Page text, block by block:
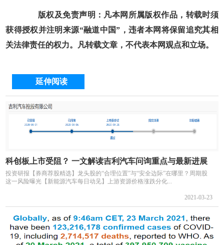
版权及免责声明：凡本网所属版权作品，转载时须
获得授权并注明来源“融道中国”，违者本网将保留追究其相
关法律责任的权力。凡转载文章，不代表本网观点和立场。
延伸阅读
科创板上市受阻？ 一文解读吉利汽车问询重点与最新进展
投资研报【券商荐股精选】龙头股的“合理位置”与“安全边际”在哪里？周期股
这一风险曝光【新能源汽车每日动见】上游资源价格涨跌分化...
2021-03-23